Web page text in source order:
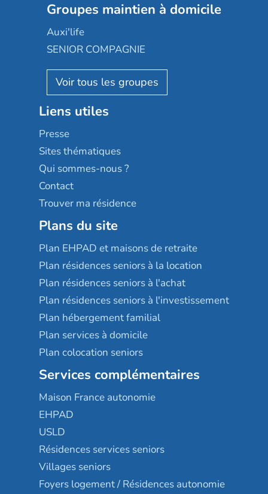
Les jardins d'Arcadie
Occitalia
Appartseniors
Reseda
Stella management
Les villages d'or
Sérénys
Résidences services Villa Médicis
Groupe SOS
Le Noble Âge
Almage
Résidalya
Groupe aplus
Groupes maintien à domicile
Auxi'life
SENIOR COMPAGNIE
AGE D'OR Services
Liens utiles
Presse
Sites thématiques
Qui sommes-nous ?
Contact
Trouver ma résidence
Plans du site
Plan EHPAD et maisons de retraite
Plan résidences seniors à la location
Plan résidences seniors à l'achat
Plan résidences seniors à l'investissement
Plan hébergement familial
Plan services à domicile
Plan colocation seniors
Services complémentaires
Maison France autonomie
EHPAD
USLD
Résidences services seniors
Villages seniors
Foyers logement / Résidences autonomie